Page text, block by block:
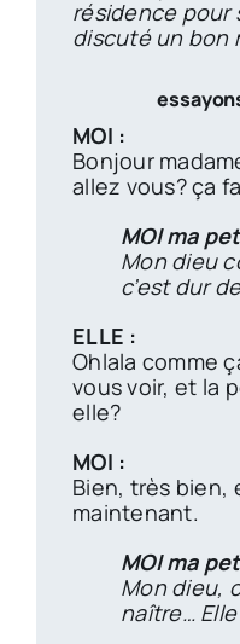
résidence pour
discuté un bon
MOI :
Bonjour
allez vous? ça
MOI ma
Mon dieu
c’est dur
ELLE :
Ohlala comme
vous voir, et la
elle?
MOI :
Bien, très bien,
maintenant.
MOI ma
Mon dieu,
naître… Elle